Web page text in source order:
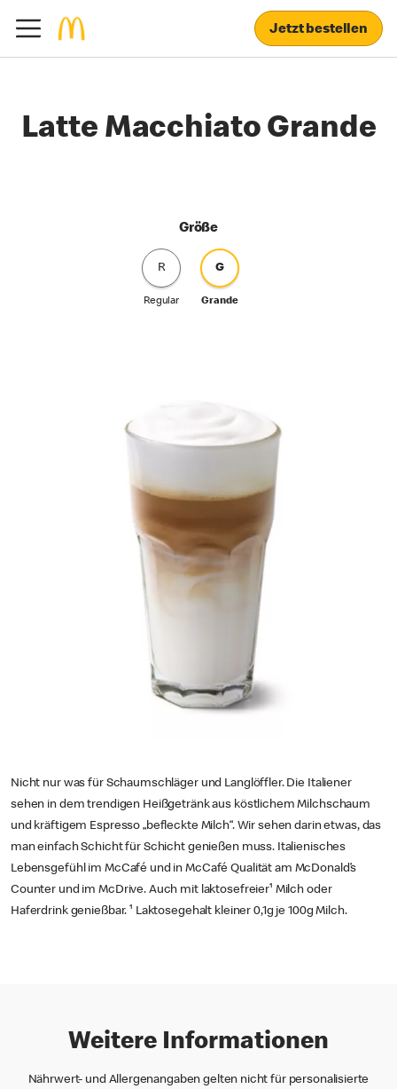
Jetzt bestellen
Latte Macchiato Grande
Größe
R
Regular
G
Grande
Nicht nur was für Schaumschläger und Langlöffler. Die Italiener
sehen in dem trendigen Heißgetränk aus köstlichem Milchschaum
und kräftigem Espresso „befleckte Milch“. Wir sehen darin etwas, das
man einfach Schicht für Schicht genießen muss. Italienisches
Lebensgefühl im McCafé und in McCafé Qualität am McDonald’s
Counter und im McDrive. Auch mit laktosefreier¹ Milch oder
Haferdrink genießbar. ¹ Laktosegehalt kleiner 0,1g je 100g Milch.
Weitere Informationen
Nährwert- und Allergenangaben gelten nicht für personalisierte